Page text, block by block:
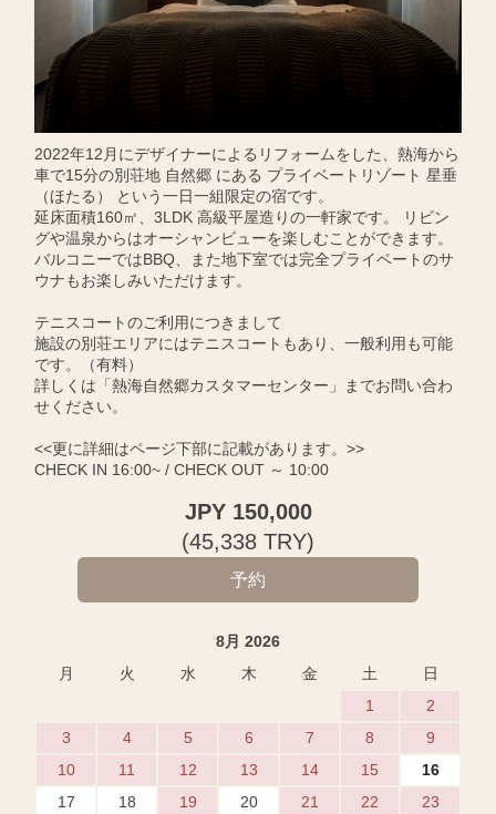
2022年12月にデザイナーによるリフォームをした、熱海から
車で15分の別荘地 自然郷 にある プライベートリゾート 星垂
（ほたる） という一日一組限定の宿です。
延床面積160㎡、3LDK 高級平屋造りの一軒家です。 リビン
グや温泉からはオーシャンビューを楽しむことができます。
バルコニーではBBQ、また地下室では完全プライベートのサ
ウナもお楽しみいただけます。
テニスコートのご利用につきまして
施設の別荘エリアにはテニスコートもあり、一般利用も可能
です。（有料）
詳しくは「熱海自然郷カスタマーセンター」までお問い合わ
せください。
<<更に詳細はページ下部に記載があります。>>
CHECK IN 16:00~ / CHECK OUT ～ 10:00
JPY 150,000
(45,338 TRY)
8月 2026
月
火 水 木 金 土
日
1
2
3
4 5 6 7 8
9
10
11 12 13 14 15
16
17
18 19 20 21 22
23